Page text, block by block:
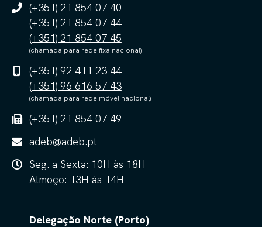
(+351) 21 854 07 40
(+351) 21 854 07 44
(+351) 21 854 07 45
(chamada para rede fixa nacional)
(+351) 92 411 23 44
(+351) 96 616 57 43
(chamada para rede móvel nacional)
(+351) 21 854 07 49
adeb@adeb.pt
Seg. a Sexta: 10H às 18H
Almoço: 13H às 14H
Delegação Norte (Porto)